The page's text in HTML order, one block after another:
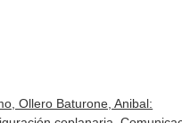
Ollero Baturone, Anibal: